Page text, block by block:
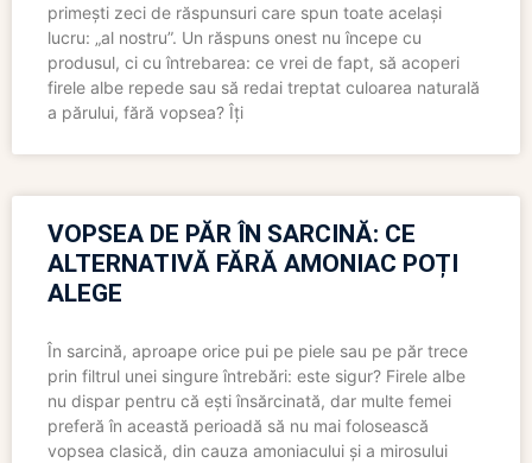
primești zeci de răspunsuri care spun toate același
lucru: „al nostru”. Un răspuns onest nu începe cu
produsul, ci cu întrebarea: ce vrei de fapt, să acoperi
firele albe repede sau să redai treptat culoarea naturală
a părului, fără vopsea? Îți
VOPSEA DE PĂR ÎN SARCINĂ: CE
ALTERNATIVĂ FĂRĂ AMONIAC POȚI
ALEGE
În sarcină, aproape orice pui pe piele sau pe păr trece
prin filtrul unei singure întrebări: este sigur? Firele albe
nu dispar pentru că ești însărcinată, dar multe femei
preferă în această perioadă să nu mai folosească
vopsea clasică, din cauza amoniacului și a mirosului